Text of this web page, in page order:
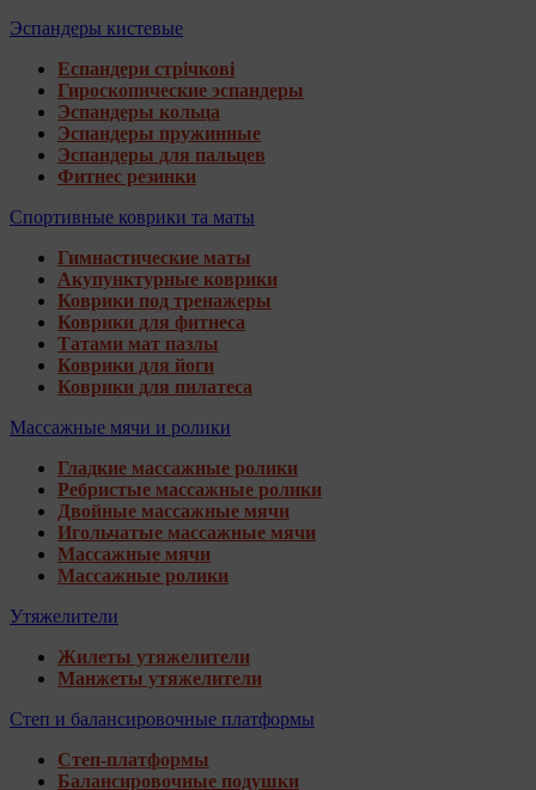
Эспандеры кистевые
Еспандери стрічкові
Гироскопические эспандеры
Эспандеры кольца
Эспандеры пружинные
Эспандеры для пальцев
Фитнес резинки
Спортивные коврики та маты
Гимнастические маты
Акупунктурные коврики
Коврики под тренажеры
Коврики для фитнеса
Татами мат пазлы
Коврики для йоги
Коврики для пилатеса
Массажные мячи и ролики
Гладкие массажные ролики
Ребристые массажные ролики
Двойные массажные мячи
Игольчатые массажные мячи
Массажные мячи
Массажные ролики
Утяжелители
Жилеты утяжелители
Манжеты утяжелители
Степ и балансировочные платформы
Степ-платформы
Балансировочные подушки